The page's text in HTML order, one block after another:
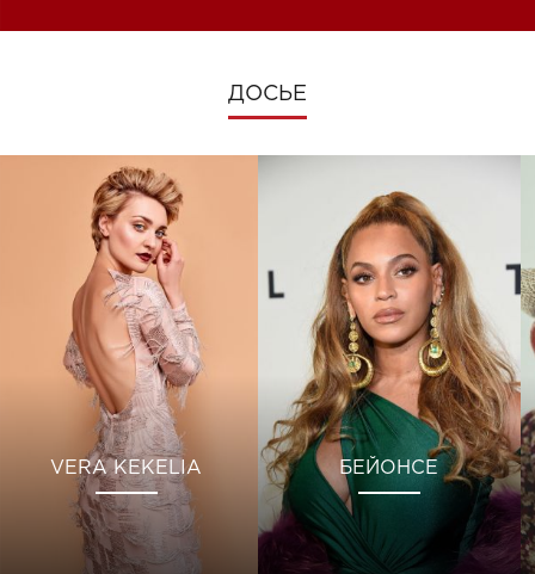
ДОСЬЕ
VERA KEKELIA БЕЙОНСЕ